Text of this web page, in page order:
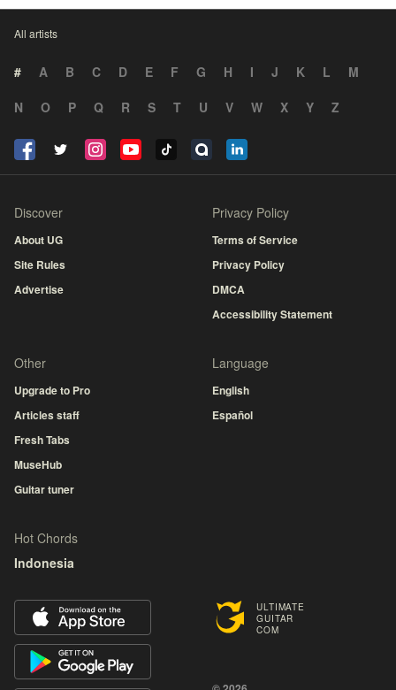
All artists
# A B C D E F G H I J K L
M
N
O P Q R S T U V W X Y Z
ULTIMATE
GUITAR
COM
Discover
About UG
Site Rules
Advertise
Privacy Policy
Terms of Service
Privacy Policy
DMCA
Accessibility Statement
Other
Upgrade to Pro
Articles staff
Fresh Tabs
MuseHub
Guitar tuner
Language
English
Español
Hot Chords
Indonesia